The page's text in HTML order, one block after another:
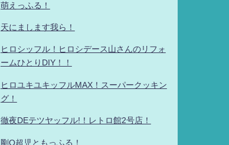
萌えっふる！
天にまします我ら！
ヒロシッフル！ヒロシデース山さんのリフォ
ームひとりDIY！！
ヒロユキユキッフルMAX！スーパークッキン
グ！
徹夜DEテツヤッフル!！レトロ館2号店！
剛Q超児ともっふる！